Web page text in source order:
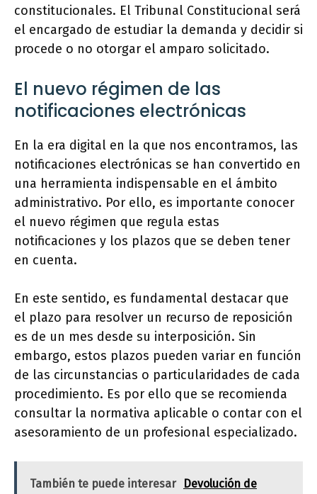
constitucionales. El Tribunal Constitucional será
el encargado de estudiar la demanda y decidir si
procede o no otorgar el amparo solicitado.
El nuevo régimen de las
notificaciones electrónicas
En la era digital en la que nos encontramos, las
notificaciones electrónicas se han convertido en
una herramienta indispensable en el ámbito
administrativo. Por ello, es importante conocer
el nuevo régimen que regula estas
notificaciones y los plazos que se deben tener
en cuenta.
En este sentido, es fundamental destacar que
el plazo para resolver un recurso de reposición
es de un mes desde su interposición. Sin
embargo, estos plazos pueden variar en función
de las circunstancias o particularidades de cada
procedimiento. Es por ello que se recomienda
consultar la normativa aplicable o contar con el
asesoramiento de un profesional especializado.
También te puede interesar
Devolución de